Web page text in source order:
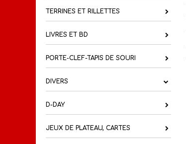
TERRINES ET RILLETTES
LIVRES ET BD
PORTE-CLEF-TAPIS DE SOURI
DIVERS
D-DAY
JEUX DE PLATEAU, CARTES